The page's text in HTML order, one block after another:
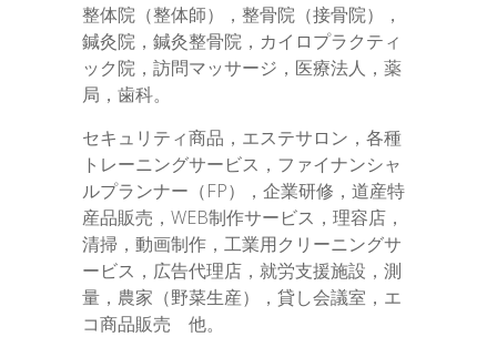
整体院（整体師），整骨院（接骨院），
鍼灸院，鍼灸整骨院，カイロプラクティ
ック院，訪問マッサージ，医療法人，薬
局，歯科。
セキュリティ商品，エステサロン，各種
トレーニングサービス，ファイナンシャ
ルプランナー（FP），企業研修，道産特
産品販売，WEB制作サービス，理容店，
清掃，動画制作，工業用クリーニングサ
ービス，広告代理店，就労支援施設，測
量，農家（野菜生産），貸し会議室，エ
コ商品販売 他。